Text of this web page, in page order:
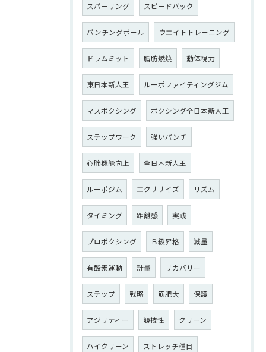
スパーリング スピードバック
パンチングボール ウエイトトレーニング
ドラムミット 脂肪燃焼 動体視力
東日本新人王 ルーポファイティングジム
マスボクシング ボクシング全日本新人王
ステップワーク 強いパンチ
心肺機能向上 全日本新人王
ルーポジム エクササイズ リズム
タイミング 距離感 実践
プロボクシング Ｂ級昇格 減量
有酸素運動 計量 リカバリー
ステップ 戦略 筋肥大 保護
アジリティー 競技性 クリーン
ハイクリーン ストレッチ種目